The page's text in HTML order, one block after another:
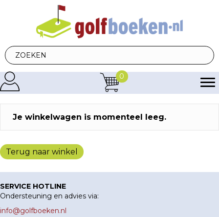
0
Je winkelwagen is momenteel leeg.
Terug naar winkel
SERVICE HOTLINE
Ondersteuning en advies via:
info@golfboeken.nl